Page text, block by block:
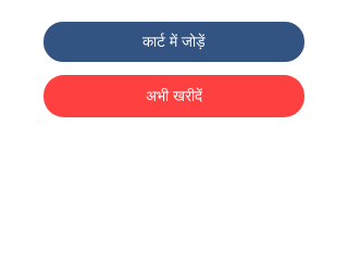
कार्ट में जोड़ें
अभी खरीदें